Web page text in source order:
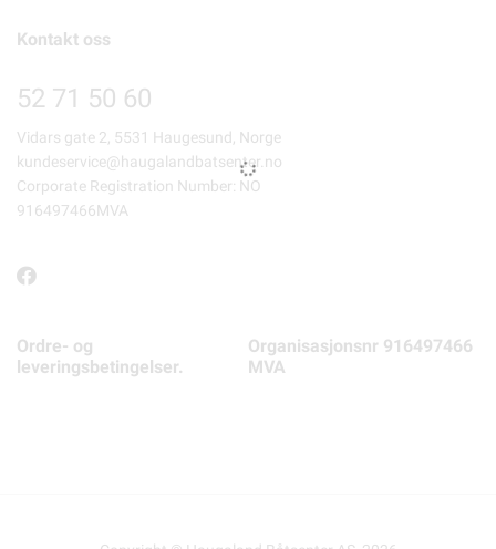
Kontakt oss
52 71 50 60
Vidars gate 2, 5531 Haugesund, Norge
kundeservice@haugalandbatsenter.no
Corporate Registration Number: NO
916497466MVA
Ordre- og
leveringsbetingelser.
Organisasjonsnr 916497466
MVA